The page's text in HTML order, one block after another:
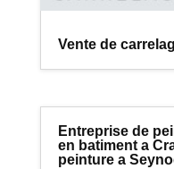
Vente de
Entreprise de
en batiment a
peinture a